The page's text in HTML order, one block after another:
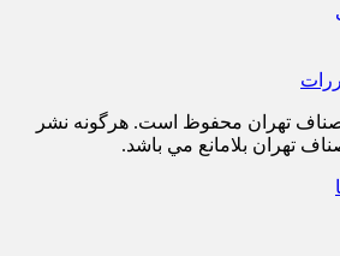
تهران محفوظ است. هرگونه نشر
تهران بلامانع مي باشد.